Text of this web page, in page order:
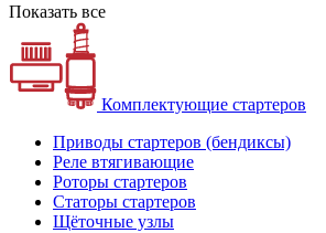
Показать все
Комплектующие стартеров
Приводы стартеров (бендиксы)
Реле втягивающие
Роторы стартеров
Статоры стартеров
Щёточные узлы